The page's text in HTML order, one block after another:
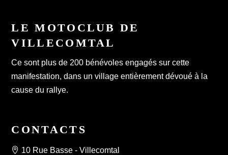
LE MOTOCLUB DE
VILLECOMTAL
Ce sont plus de 200 bénévoles engagés sur cette
manifestation, dans un village entièrement dévoué à la
cause du rallye.
CONTACTS
10 Rue Basse - Villecomtal